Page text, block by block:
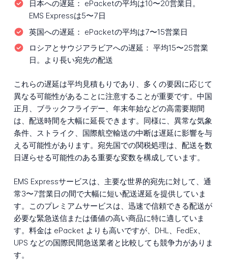
日本への遅延： ePacketの平均は10〜20営業日。
EMS Expressは5〜7日
英国への遅延： ePacketの平均は7〜15営業日
ロシアとサウジアラビアへの遅延： 平均15〜25営業
日。より長い宛先の配送
これらの遅延は平均見積もりであり、多くの要因に応じて
異なる可能性があることに注意することが重要です。中国
正月、ブラックフライデー、年末年始などの高需要期間
は、配送時間を大幅に延長できます。同様に、異常な気象
条件、ストライク、国際航空輸送の中断は遅延に影響を与
える可能性があります。宛先国での関税処理は、配送を数
日遅らせる可能性のある重要な変数を構成しています。
EMS Expressサービスは、主要な世界的宛先に対して、通
常3〜7営業日の間で大幅に短い配送遅延を提供していま
す。このプレミアムサービスは、迅速で信頼できる配送が
必要な緊急送信または価値の高い商品に特に適していま
す。料金は ePacket よりも高いですが、DHL、FedEx、
UPS などの国際民間急送業者と比較しても競争力がありま
す。